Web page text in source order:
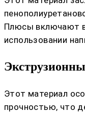
Плюсы включают
использовании
Этот материал
прочностью, что